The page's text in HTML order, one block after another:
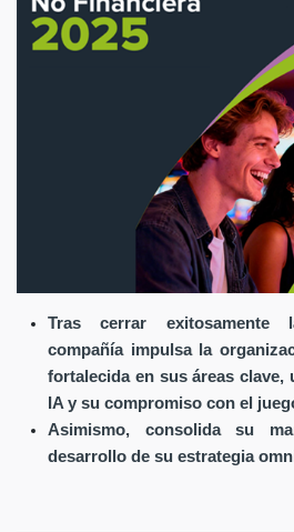
Tras cerrar exitosamente
compañía impulsa la
fortalecida en sus áreas clave,
IA y su compromiso con el
Asimismo, consolida su
desarrollo de su estrategia